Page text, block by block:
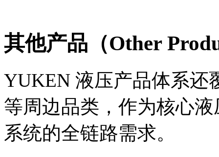
其他产品（Other
YUKEN 液压产品体系还
等周边品类，作为核心
系统的全链路需求。